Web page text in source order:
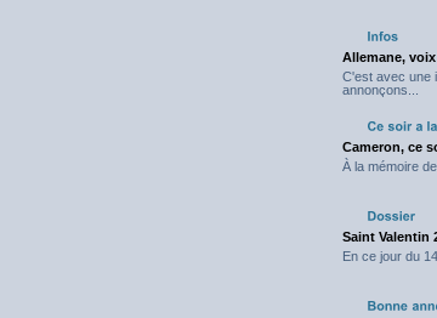
Allemane,
C'est avec une
annonçons...
Cameron, ce
À la mémoire
Saint Valentin
En ce jour du